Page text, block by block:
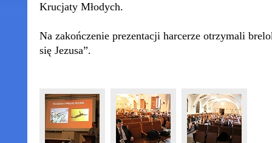
Krucjaty Młodych.
Na zakończenie prezentacji harcerze otrzymali
się Jezusa”.